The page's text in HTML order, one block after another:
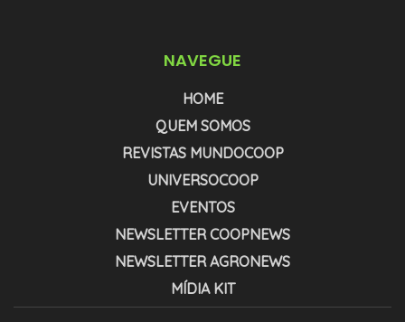
NAVEGUE
HOME
QUEM SOMOS
REVISTAS MUNDOCOOP
UNIVERSOCOOP
EVENTOS
NEWSLETTER COOPNEWS
NEWSLETTER AGRONEWS
MÍDIA KIT